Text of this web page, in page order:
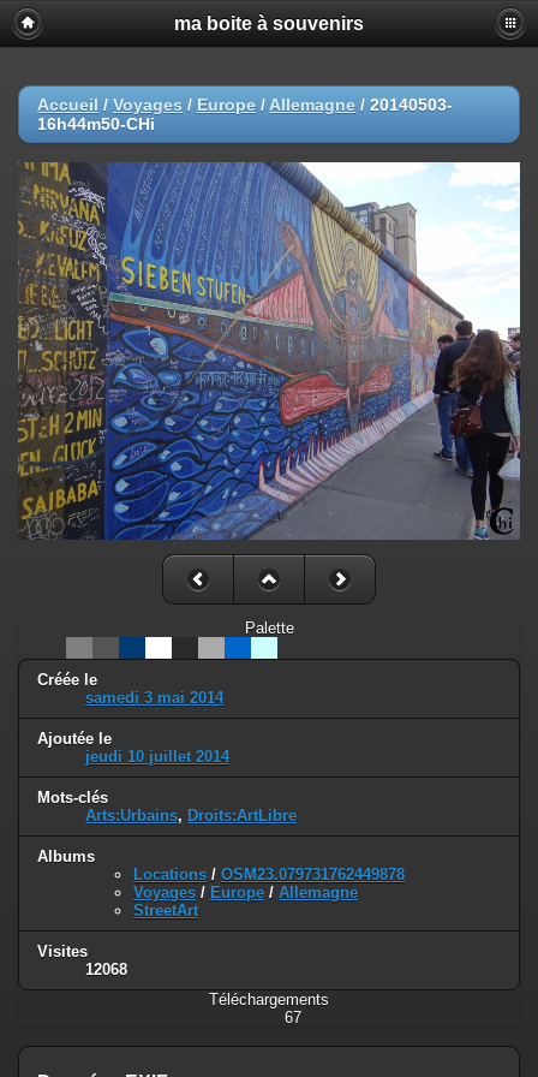
ma boite à souvenirs
Accueil / Voyages / Europe / Allemagne / 20140503-
16h44m50-CHi
Palette
Créée le
samedi 3 mai 2014
Ajoutée le
jeudi 10 juillet 2014
Mots-clés
Arts:Urbains, Droits:ArtLibre
Albums
Locations / OSM23.079731762449878
Voyages / Europe / Allemagne
StreetArt
Visites
12068
Téléchargements
67